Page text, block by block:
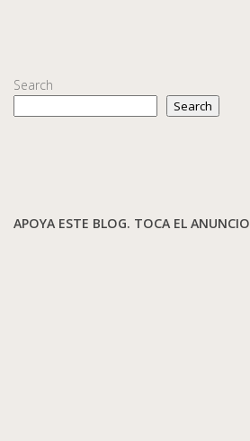
Search
Search
APOYA ESTE BLOG. TOCA EL ANUNCIO